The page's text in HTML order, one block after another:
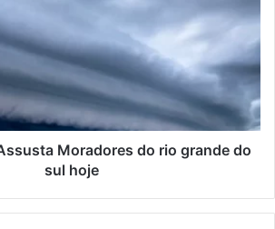
Moradores do rio grande do
sul hoje